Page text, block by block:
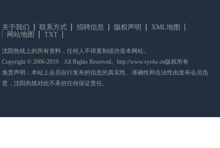
关于我们 联系方式 招聘信息 版权声明
XML地图
网站地图
TXT
沈阳热线上的所有资料，任何人不得复制或仿造本网站。
Copyright © 2006-2019 All Rights Reserved。http://www.syolw.cn版权所有
免责声明：本站上会员自行发布的信息的真实性、准确性和合法性由发布会员负
责，沈阳热线对此不承担任何保证责任。